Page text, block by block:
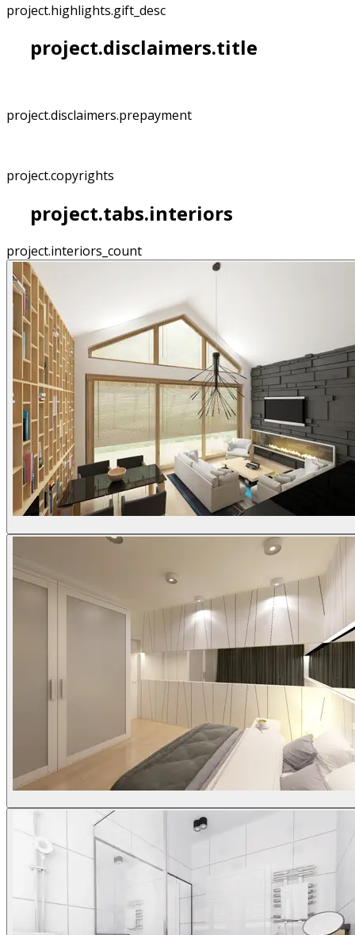
project.highlights.gift_desc
project.disclaimers.title
project.disclaimers.prepayment
project.copyrights
project.tabs.interiors
project.interiors_count